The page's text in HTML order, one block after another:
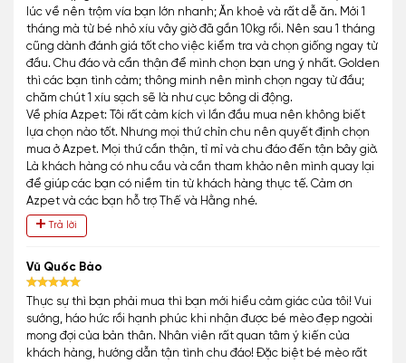
lúc về nên trộm vía bạn lớn nhanh; Ăn khoẻ và rất dễ ăn. Mới 1
tháng mà từ bé nhỏ xíu vây giờ đã gần 10kg rồi. Nên sau 1 tháng
cũng dành đánh giá tốt cho việc kiểm tra và chọn giống ngay từ
đầu. Chu đáo và cẩn thận để mình chọn bạn ưng ý nhất. Golden
thì các bạn tình cảm; thông minh nên mình chọn ngay từ đầu;
chăm chút 1 xíu sạch sẽ là như cục bông di động.
Về phía Azpet: Tôi rất cảm kích vì lần đầu mua nên không biết
lựa chọn nào tốt. Nhưng mọi thứ chỉn chu nên quyết định chọn
mua ở Azpet. Mọi thứ cần thận, tỉ mỉ và chu đáo đến tận bây giờ.
Là khách hàng có nhu cầu và cần tham khảo nên mình quay lại
để giúp các bạn có niềm tin từ khách hàng thực tế. Cảm ơn
Azpet và các bạn hỗ trợ Thế và Hằng nhé.
Trả lời
Vũ Quốc Bảo
Thực sự thì bạn phải mua thì bạn mới hiểu cảm giác của tôi! Vui
sướng, háo hức rồi hạnh phúc khi nhận được bé mèo đẹp ngoài
mong đợi của bản thân. Nhân viên rất quan tâm ý kiến của
khách hàng, hướng dẫn tận tình chu đáo! Đặc biệt bé mèo rất